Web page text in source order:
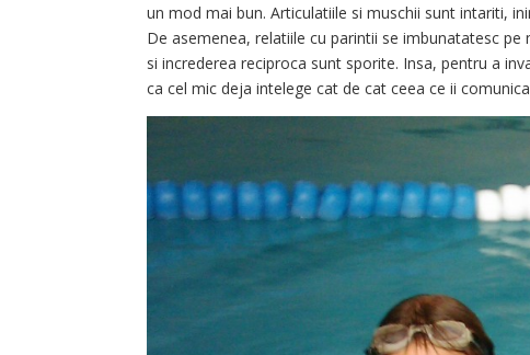
un mod mai bun. Articulatiile si muschii sunt intariti,
De asemenea, relatiile cu parintii se imbunatatesc
si increderea reciproca sunt sporite. Insa, pentru a
ca cel mic deja intelege cat de cat ceea ce ii